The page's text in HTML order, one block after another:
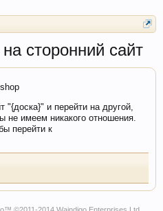
сторонний сайт
"{доска}" и перейти на другой,
не имеем никакого отношения.
перейти к